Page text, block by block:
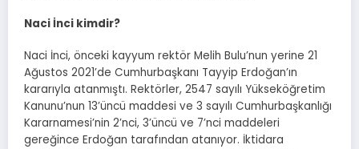
Naci İnci kimdir?
Naci İnci, önceki kayyum rektör Melih Bulu’nun yerine 21
Ağustos 2021’de Cumhurbaşkanı Tayyip Erdoğan’ın
kararıyla atanmıştı. Rektörler, 2547 sayılı Yükseköğretim
Kanunu’nun 13’üncü maddesi ve 3 sayılı Cumhurbaşkanlığı
Kararnamesi’nin 2’nci, 3’üncü ve 7’nci maddeleri
gereğince Erdoğan tarafından atanıyor. İktidara